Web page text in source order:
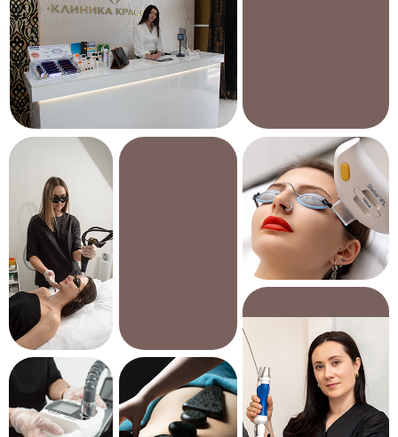
О клинике
Главная
Аппаратная
косметология
Услуги
Лазерная
Навигация
5.0
5.0